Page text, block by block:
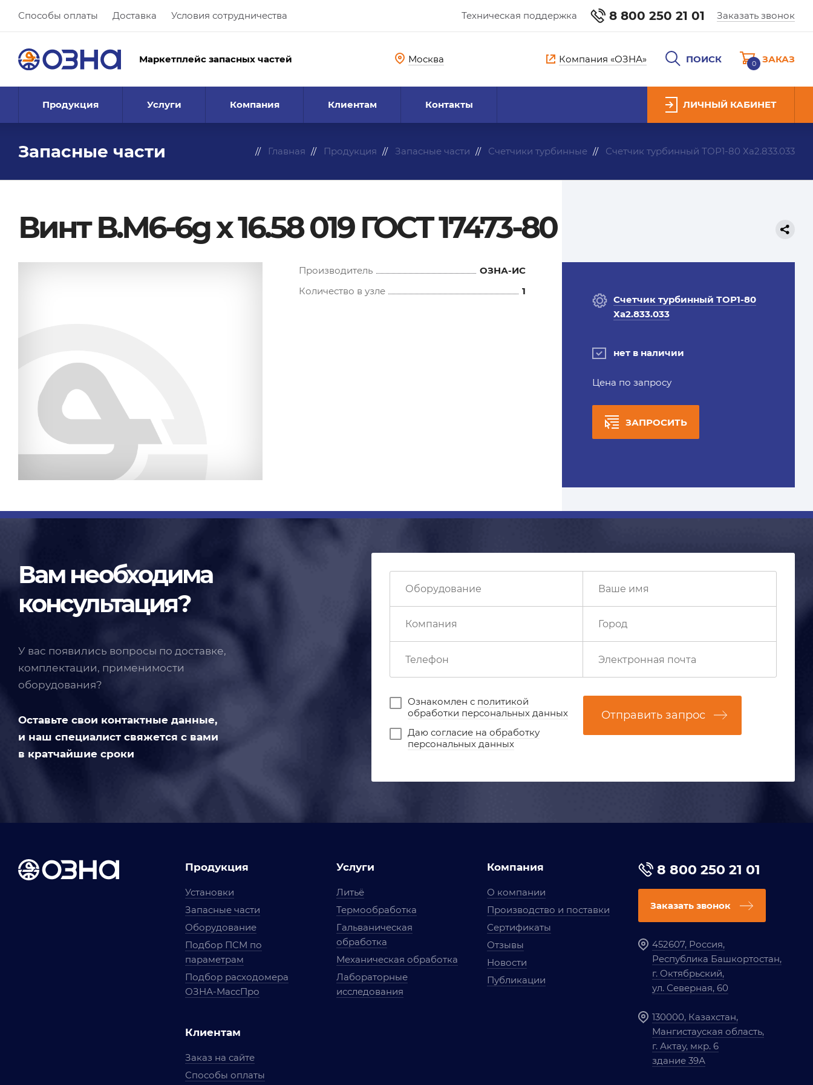
Способы оплаты Доставка Условия сотрудничества Техническая поддержка 8 800 250 21 01 Заказать звонок
Маркетплейс запасных частей Москва Компания «ОЗНА» ПОИСК 0 ЗАКАЗ
Продукция Услуги Компания Клиентам Контакты ЛИЧНЫЙ КАБИНЕТ
Запасные части Главная Продукция Запасные части Счетчики турбинные Счетчик турбинный ТОР1-80 Ха2.833.033
Винт В.М6-6g х 16.58 019 ГОСТ 17473-80
Производитель
ОЗНА-ИС
Количество в узле
1
Счетчик турбинный ТОР1-80
Ха2.833.033
нет в наличии
Цена по запросу
ЗАПРОСИТЬ
Вам необходима
консультация?
У вас появились вопросы по доставке,
комплектации, применимости
оборудования?
Оставьте свои контактные данные,
и наш специалист свяжется с вами
в кратчайшие сроки
Ознакомлен с политикой
обработки персональных данных
Даю согласие на обработку
персональных данных
Отправить запрос
Продукция
Установки
Запасные части
Оборудование
Подбор ПСМ по
параметрам
Подбор расходомера
ОЗНА-МассПро
Клиентам
Заказ на сайте
Способы оплаты
Услуги
Литьё
Термообработка
Гальваническая
обработка
Механическая обработка
Лабораторные
исследования
Компания
О компании
Производство и поставки
Сертификаты
Отзывы
Новости
Публикации
8 800 250 21 01
Заказать звонок
452607, Россия,
Республика Башкортостан,
г. Октябрьский,
ул. Северная, 60
130000, Казахстан,
Мангистауская область,
г. Актау, мкр. 6
здание 39А